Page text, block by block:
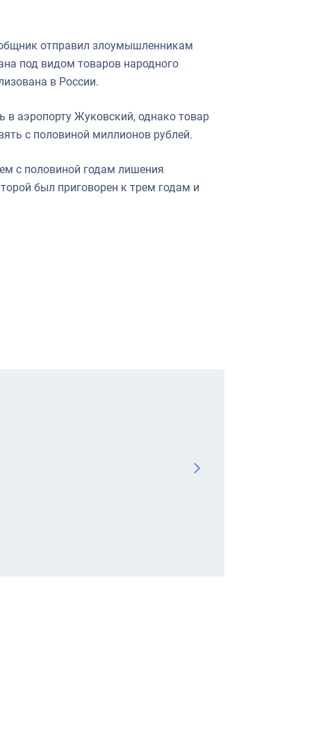
отправил злоумышленникам
под видом товаров народного
в России.
аэропорту Жуковский, однако товар
с половиной миллионов рублей.
с половиной годам лишения
был приговорен к трем годам и